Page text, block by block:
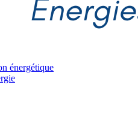
énergétique